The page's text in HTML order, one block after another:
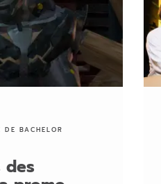
DE BACHELOR
des